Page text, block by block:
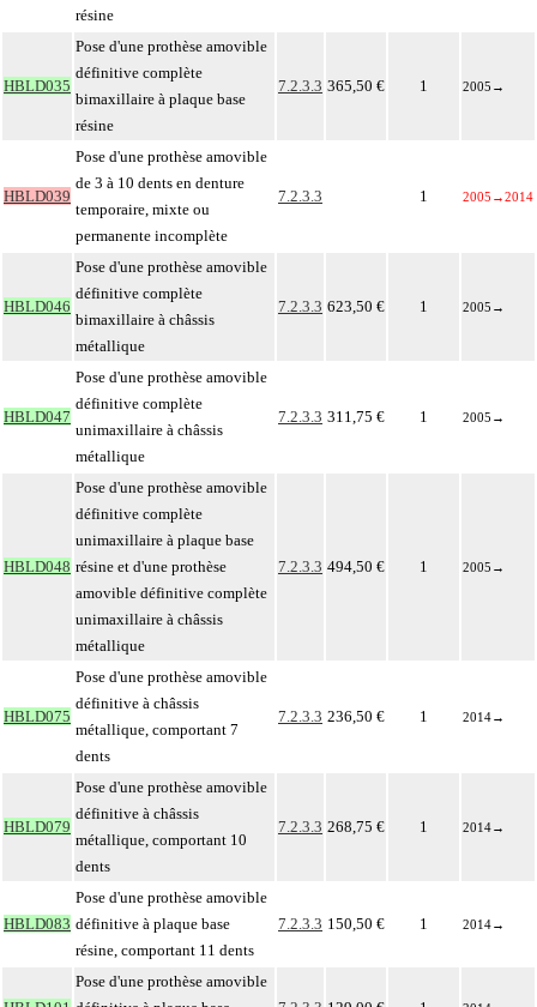
résine
HBLD035
Pose d'une prothèse amovible
définitive complète
bimaxillaire à plaque base
résine
7.2.3.3 365,50 € 1 2005 →
HBLD039
Pose d'une prothèse amovible
de 3 à 10 dents en denture
temporaire, mixte ou
permanente incomplète
7.2.3.3 1 2005 →2014
HBLD046
Pose d'une prothèse amovible
définitive complète
bimaxillaire à châssis
métallique
7.2.3.3 623,50 € 1 2005 →
HBLD047
Pose d'une prothèse amovible
définitive complète
unimaxillaire à châssis
métallique
7.2.3.3 311,75 € 1 2005 →
HBLD048
Pose d'une prothèse amovible
définitive complète
unimaxillaire à plaque base
résine et d'une prothèse
amovible définitive complète
unimaxillaire à châssis
métallique
7.2.3.3 494,50 € 1 2005 →
HBLD075
Pose d'une prothèse amovible
définitive à châssis
métallique, comportant 7
dents
7.2.3.3 236,50 € 1 2014→
HBLD079
Pose d'une prothèse amovible
définitive à châssis
métallique, comportant 10
dents
7.2.3.3 268,75 € 1 2014→
HBLD083
Pose d'une prothèse amovible
définitive à plaque base
résine, comportant 11 dents
7.2.3.3 150,50 € 1 2014→
Pose d'une prothèse amovible